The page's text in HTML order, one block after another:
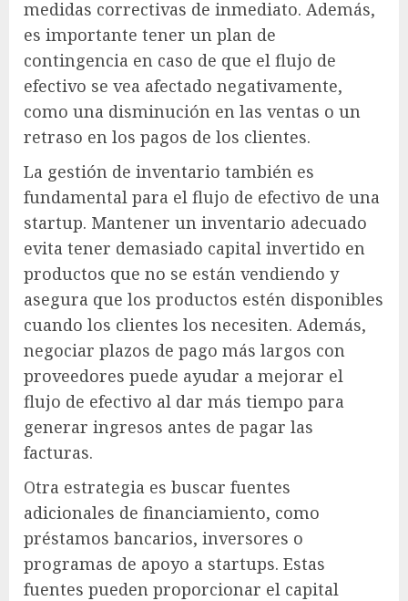
medidas correctivas de inmediato. Además,
es importante tener un plan de
contingencia en caso de que el flujo de
efectivo se vea afectado negativamente,
como una disminución en las ventas o un
retraso en los pagos de los clientes.
La gestión de inventario también es
fundamental para el flujo de efectivo de una
startup. Mantener un inventario adecuado
evita tener demasiado capital invertido en
productos que no se están vendiendo y
asegura que los productos estén disponibles
cuando los clientes los necesiten. Además,
negociar plazos de pago más largos con
proveedores puede ayudar a mejorar el
flujo de efectivo al dar más tiempo para
generar ingresos antes de pagar las
facturas.
Otra estrategia es buscar fuentes
adicionales de financiamiento, como
préstamos bancarios, inversores o
programas de apoyo a startups. Estas
fuentes pueden proporcionar el capital